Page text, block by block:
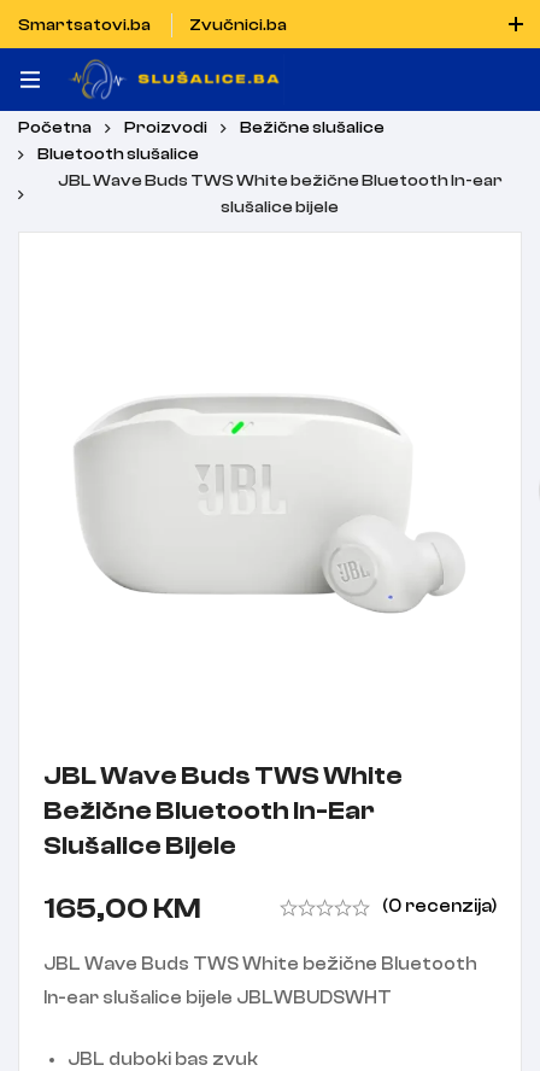
Smartsatovi.ba
Zvučnici.ba
Naručiti možete i porukom putem Vibera i WhatsAppa
Početna Proizvodi
Bežične slušalice
Bluetooth slušalice
JBL Wave Buds TWS White bežične Bluetooth In-ear
slušalice bijele
JBL Wave Buds TWS White
Bežične Bluetooth In-Ear
Slušalice Bijele
165,00 KM (0 recenzija)
JBL Wave Buds TWS White bežične Bluetooth
In-ear slušalice bijele JBLWBUDSWHT
JBL duboki bas zvuk